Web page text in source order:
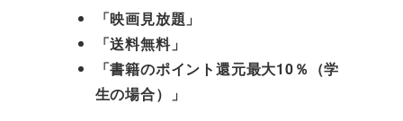
「映画見放題」
「送料無料」
「書籍のポイント還元最大10％（学
生の場合）」